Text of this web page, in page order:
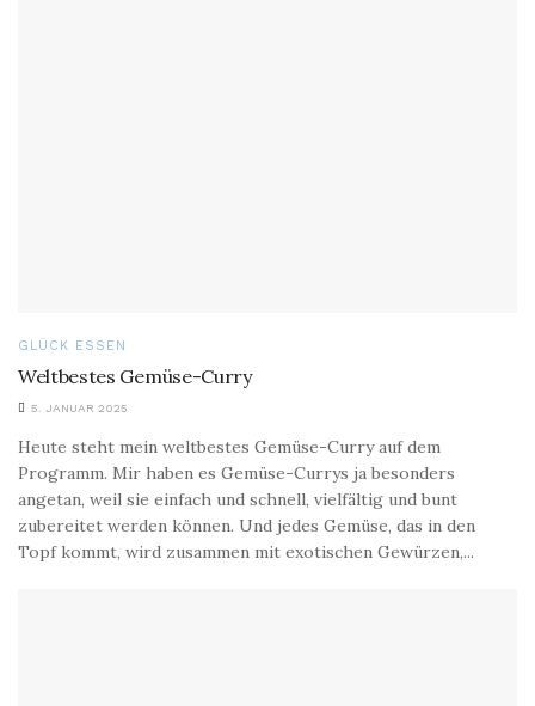
GLÜCK ESSEN
Weltbestes Gemüse-Curry
5. JANUAR 2025
Heute steht mein weltbestes Gemüse-Curry auf dem
Programm. Mir haben es Gemüse-Currys ja besonders
angetan, weil sie einfach und schnell, vielfältig und bunt
zubereitet werden können. Und jedes Gemüse, das in den
Topf kommt, wird zusammen mit exotischen Gewürzen,...